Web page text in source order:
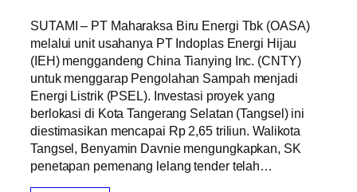
SUTAMI – PT Maharaksa Biru Energi Tbk (OASA)
melalui unit usahanya PT Indoplas Energi Hijau
(IEH) menggandeng China Tianying Inc. (CNTY)
untuk menggarap Pengolahan Sampah menjadi
Energi Listrik (PSEL). Investasi proyek yang
berlokasi di Kota Tangerang Selatan (Tangsel) ini
diestimasikan mencapai Rp 2,65 triliun. Walikota
Tangsel, Benyamin Davnie mengungkapkan, SK
penetapan pemenang lelang tender telah…